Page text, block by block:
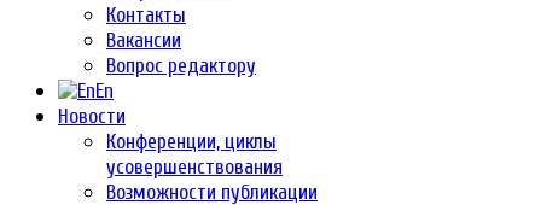
Контакты
Вакансии
Вопрос редактору
En
Новости
Конференции, циклы
усовершенствования
Возможности публикации